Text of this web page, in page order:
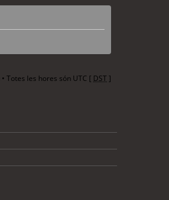
• Totes les hores són UTC [ DST]